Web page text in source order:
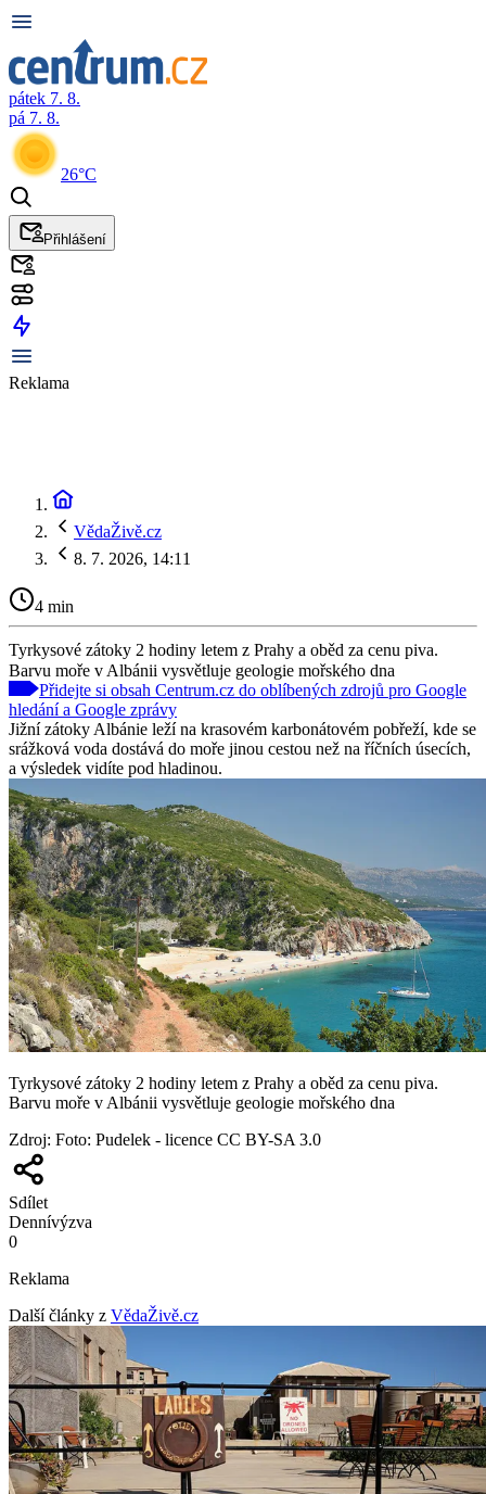
pátek 7. 8.
pá 7. 8.
26°C
Přihlášení
Reklama
VědaŽivě.cz
8. 7. 2026, 14:11
4 min
Tyrkysové zátoky 2 hodiny letem z Prahy a oběd za cenu piva.
Barvu moře v Albánii vysvětluje geologie mořského dna
Přidejte si obsah Centrum.cz do oblíbených zdrojů pro Google
hledání a Google zprávy
Jižní zátoky Albánie leží na krasovém karbonátovém pobřeží, kde se
srážková voda dostává do moře jinou cestou než na říčních úsecích,
a výsledek vidíte pod hladinou.
Tyrkysové zátoky 2 hodiny letem z Prahy a oběd za cenu piva.
Barvu moře v Albánii vysvětluje geologie mořského dna
Zdroj: Foto: Pudelek - licence CC BY-SA 3.0
Sdílet
Dennívýzva
0
Reklama
Další články z VědaŽivě.cz